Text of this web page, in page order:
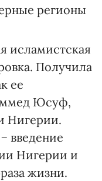
регионы
исламистская
Получила
ее
Юсуф,
Нигерии.
введение
Нигерии и
жизни.